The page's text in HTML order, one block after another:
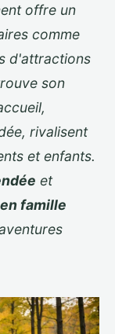
offre un
comme
d'attractions
son
, rivalisent
et enfants.
et
famille